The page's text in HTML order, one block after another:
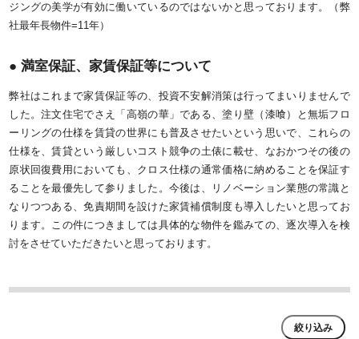
ジングの美学が有効に働いているのではないかと思っております。（弊
社最年長物件=11年）
● 満室保証、家賃保証等について
弊社はこれまで家賃保証等の、投資不安解消策は行ってまいりませんで
した。注文住宅でさえ「高嶺の華」である、塗り壁（漆喰）と無垢フロ
ーリングの仕様を賃貸の世界にも普及させたいという思いで、これらの
仕様を、賃貸という厳しいコスト競争の土俵に載せ、なおかつその後の
原状回復費用においても、クロス仕様の通常価格に納めることを保証す
ることを最優先して参りました。今後は、リノベーション業態の常識と
なりつつある、免責期間を設けた家賃補償制度も導入したいと思ってお
ります。この件につきましては具体的な物件を鑑みての、逐次導入を検
討をさせていただきたいと思っております。
絞り込み